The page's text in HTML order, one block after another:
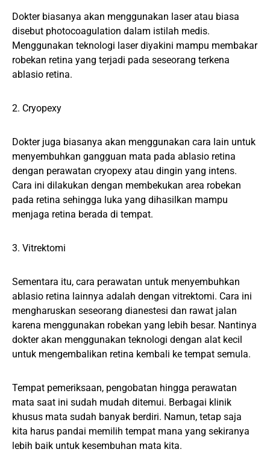
Dokter biasanya akan menggunakan laser atau biasa
disebut photocoagulation dalam istilah medis.
Menggunakan teknologi laser diyakini mampu membakar
robekan retina yang terjadi pada seseorang terkena
ablasio retina.
2. Cryopexy
Dokter juga biasanya akan menggunakan cara lain untuk
menyembuhkan gangguan mata pada ablasio retina
dengan perawatan cryopexy atau dingin yang intens.
Cara ini dilakukan dengan membekukan area robekan
pada retina sehingga luka yang dihasilkan mampu
menjaga retina berada di tempat.
3. Vitrektomi
Sementara itu, cara perawatan untuk menyembuhkan
ablasio retina lainnya adalah dengan vitrektomi. Cara ini
mengharuskan seseorang dianestesi dan rawat jalan
karena menggunakan robekan yang lebih besar. Nantinya
dokter akan menggunakan teknologi dengan alat kecil
untuk mengembalikan retina kembali ke tempat semula.
Tempat pemeriksaan, pengobatan hingga perawatan
mata saat ini sudah mudah ditemui. Berbagai klinik
khusus mata sudah banyak berdiri. Namun, tetap saja
kita harus pandai memilih tempat mana yang sekiranya
lebih baik untuk kesembuhan mata kita.